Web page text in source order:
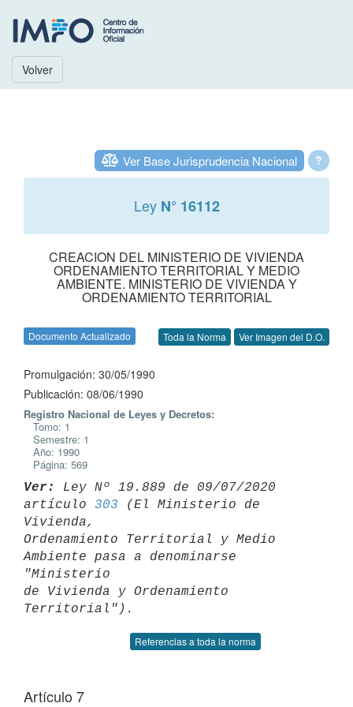
Volver
?
Ver Base Jurisprudencia Nacional
Ley N° 16112
CREACION DEL MINISTERIO DE VIVIENDA
ORDENAMIENTO TERRITORIAL Y MEDIO
AMBIENTE. MINISTERIO DE VIVIENDA Y
ORDENAMIENTO TERRITORIAL
Documento Actualizado Toda la Norma Ver Imagen del D.O.
Promulgación: 30/05/1990
Publicación: 08/06/1990
Registro Nacional de Leyes y Decretos:
Tomo: 1
Semestre: 1
Año: 1990
Página: 569
Ver:
Ley Nº 19.889 de 09/07/2020
artículo 303 (El Ministerio de
Vivienda,
Ordenamiento Territorial y Medio
Ambiente pasa a denominarse
"Ministerio
de Vivienda y Ordenamiento
Referencias a toda la norma
Artículo 7